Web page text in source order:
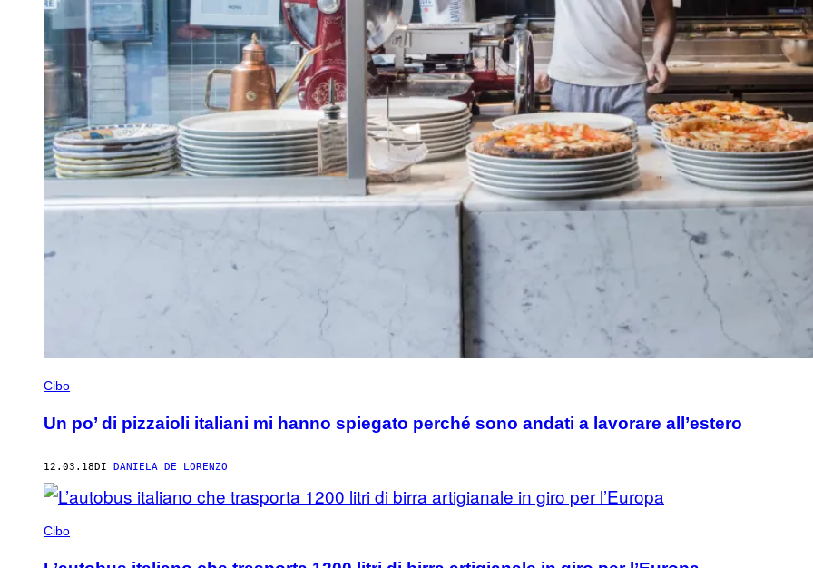
Cibo
Un po’ di pizzaioli italiani mi hanno spiegato perché sono andati a lavorare all’estero
12.03.18DI DANIELA DE LORENZO
Cibo